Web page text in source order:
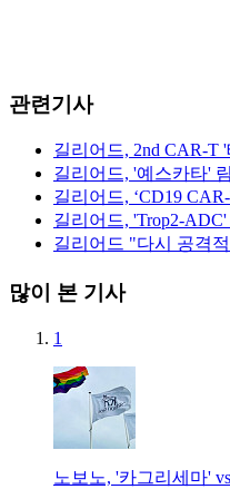
관련기사
길리어드, 2nd CAR-T
길리어드, '예스카타'
길리어드, ‘CD19
길리어드, 'Trop2-
길리어드 "다시 공격
많이 본 기사
1
노보노, '카그리세마'